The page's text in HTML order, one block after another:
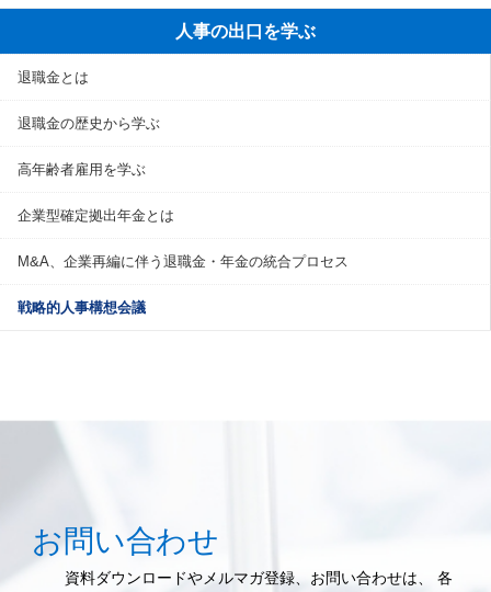
人事の出口を学ぶ
退職金とは
退職金の歴史から学ぶ
高年齢者雇用を学ぶ
企業型確定拠出年金とは
M&A、企業再編に伴う退職金・年金の統合プロセス
戦略的人事構想会議
お問い合わせ
資料ダウンロードやメルマガ登録、お問い合わせは、 各